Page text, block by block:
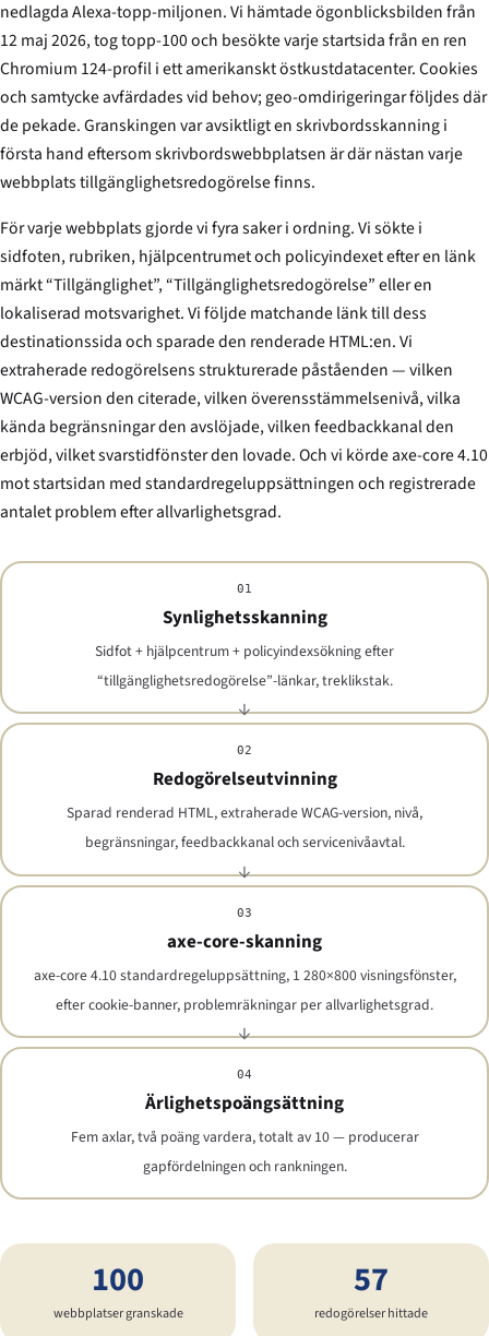
nedlagda Alexa-topp-miljonen. Vi hämtade ögonblicksbilden från
12 maj 2026, tog topp-100 och besökte varje startsida från en ren
Chromium 124-profil i ett amerikanskt östkustdatacenter. Cookies
och samtycke avfärdades vid behov; geo-omdirigeringar följdes där
de pekade. Granskingen var avsiktligt en skrivbordsskanning i
första hand eftersom skrivbordswebbplatsen är där nästan varje
webbplats tillgänglighetsredogörelse finns.
För varje webbplats gjorde vi fyra saker i ordning. Vi sökte i
sidfoten, rubriken, hjälpcentrumet och policyindexet efter en länk
märkt “Tillgänglighet”, “Tillgänglighetsredogörelse” eller en
lokaliserad motsvarighet. Vi följde matchande länk till dess
destinationssida och sparade den renderade HTML:en. Vi
extraherade redogörelsens strukturerade påståenden — vilken
WCAG-version den citerade, vilken överensstämmelsenivå, vilka
kända begränsningar den avslöjade, vilken feedbackkanal den
erbjöd, vilket svarstidfönster den lovade. Och vi körde axe-core 4.10
mot startsidan med standardregeluppsättningen och registrerade
antalet problem efter allvarlighetsgrad.
01
Synlighetsskanning
Sidfot + hjälpcentrum + policyindexsökning efter
“tillgänglighetsredogörelse”-länkar, treklikstak.
02
Redogörelseutvinning
Sparad renderad HTML, extraherade WCAG-version, nivå,
begränsningar, feedbackkanal och servicenivåavtal.
03
axe-core-skanning
axe-core 4.10 standardregeluppsättning, 1 280×800 visningsfönster,
efter cookie-banner, problemräkningar per allvarlighetsgrad.
04
Ärlighetspoängsättning
Fem axlar, två poäng vardera, totalt av 10 — producerar
gapfördelningen och rankningen.
100
webbplatser granskade
57
redogörelser hittade